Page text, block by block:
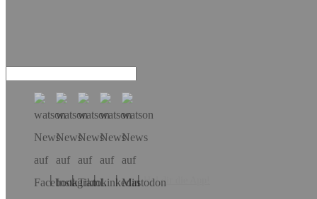
Hol dir die App!